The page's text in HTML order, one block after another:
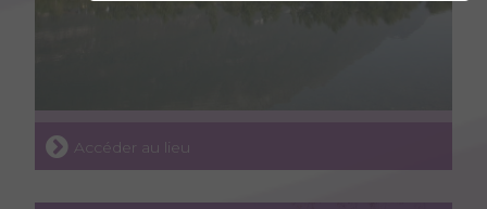
Accéder au lieu